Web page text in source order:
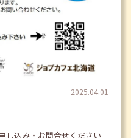
2025.04.01
し込み・お問合せください